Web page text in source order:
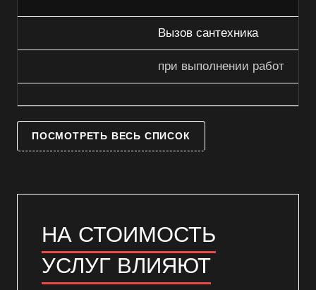
Вызов сантехника
при выполнении работ
ПОСМОТРЕТЬ ВЕСЬ СПИСОК
НА СТОИМОСТЬ
УСЛУГ ВЛИЯЮТ